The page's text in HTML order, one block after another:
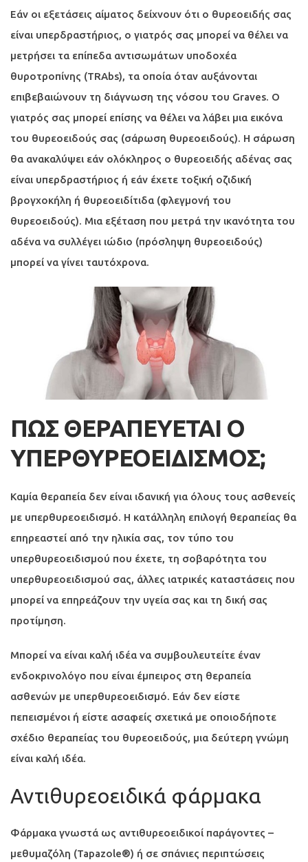
Εάν οι εξετάσεις αίματος δείχνουν ότι ο θυρεοειδής σας
είναι υπερδραστήριος, ο γιατρός σας μπορεί να θέλει να
μετρήσει τα επίπεδα αντισωμάτων υποδοχέα
θυροτροπίνης (TRAbs), τα οποία όταν αυξάνονται
επιβεβαιώνουν τη διάγνωση της νόσου του Graves. Ο
γιατρός σας μπορεί επίσης να θέλει να λάβει μια εικόνα
του θυρεοειδούς σας (σάρωση θυρεοειδούς). Η σάρωση
θα ανακαλύψει εάν ολόκληρος ο θυρεοειδής αδένας σας
είναι υπερδραστήριος ή εάν έχετε τοξική οζιδική
βρογχοκήλη ή θυρεοειδίτιδα (φλεγμονή του
θυρεοειδούς). Μια εξέταση που μετρά την ικανότητα του
αδένα να συλλέγει ιώδιο (πρόσληψη θυρεοειδούς)
μπορεί να γίνει ταυτόχρονα.
ΠΩΣ ΘΕΡΑΠΕΥΕΤΑΙ Ο
ΥΠΕΡΘΥΡΕΟΕΙΔΙΣΜΟΣ;
Καμία θεραπεία δεν είναι ιδανική για όλους τους ασθενείς
με υπερθυρεοειδισμό. Η κατάλληλη επιλογή θεραπείας θα
επηρεαστεί από την ηλικία σας, τον τύπο του
υπερθυρεοειδισμού που έχετε, τη σοβαρότητα του
υπερθυρεοειδισμού σας, άλλες ιατρικές καταστάσεις που
μπορεί να επηρεάζουν την υγεία σας και τη δική σας
προτίμηση.
Μπορεί να είναι καλή ιδέα να συμβουλευτείτε έναν
ενδοκρινολόγο που είναι έμπειρος στη θεραπεία
ασθενών με υπερθυρεοειδισμό. Εάν δεν είστε
πεπεισμένοι ή είστε ασαφείς σχετικά με οποιοδήποτε
σχέδιο θεραπείας του θυρεοειδούς, μια δεύτερη γνώμη
είναι καλή ιδέα.
Αντιθυρεοειδικά φάρμακα
Φάρμακα γνωστά ως αντιθυρεοειδικοί παράγοντες –
μεθυμαζόλη (Tapazole®) ή σε σπάνιες περιπτώσεις